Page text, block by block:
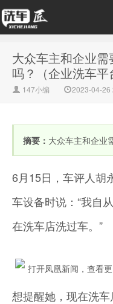
大众车主和企业
吗？（企业洗车平
147小编 2023-04-26
摘要： 大众车主和企业
6月15日，车评人胡
车设备时说：“我自
在洗车店洗过车。”
打开凤凰新闻，查看
想提醒她，现在洗